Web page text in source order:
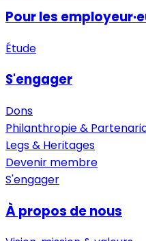
Pour les
Étude
S'engager
Dons
Philanthropie &
Legs & Heritages
Devenir membre
S'engager
À propos de nous